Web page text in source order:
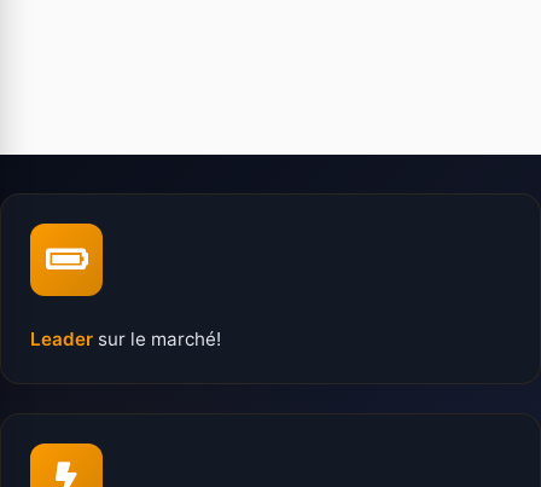
Leader sur le marché!